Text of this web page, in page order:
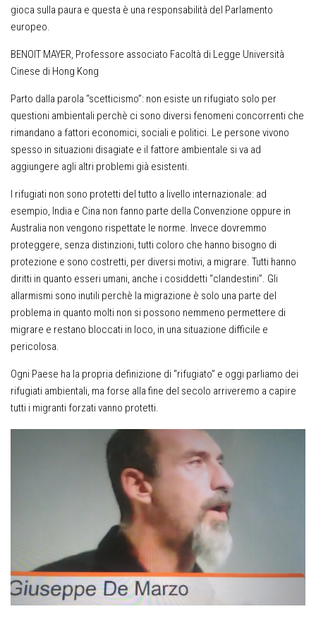
gioca sulla paura e questa è una responsabilità del Parlamento
europeo.
BENOIT MAYER, Professore associato Facoltà di Legge Università
Cinese di Hong Kong
Parto dalla parola “scetticismo”: non esiste un rifugiato solo per
questioni ambientali perchè ci sono diversi fenomeni concorrenti che
rimandano a fattori economici, sociali e politici. Le persone vivono
spesso in situazioni disagiate e il fattore ambientale si va ad
aggiungere agli altri problemi già esistenti.
I rifugiati non sono protetti del tutto a livello internazionale: ad
esempio, India e Cina non fanno parte della Convenzione oppure in
Australia non vengono rispettate le norme. Invece dovremmo
proteggere, senza distinzioni, tutti coloro che hanno bisogno di
protezione e sono costretti, per diversi motivi, a migrare. Tutti hanno
diritti in quanto esseri umani, anche i cosiddetti “clandestini”. Gli
allarmismi sono inutili perchè la migrazione è solo una parte del
problema in quanto molti non si possono nemmeno permettere di
migrare e restano bloccati in loco, in una situazione difficile e
pericolosa.
Ogni Paese ha la propria definizione di “rifugiato” e oggi parliamo dei
rifugiati ambientali, ma forse alla fine del secolo arriveremo a capire
tutti i migranti forzati vanno protetti.